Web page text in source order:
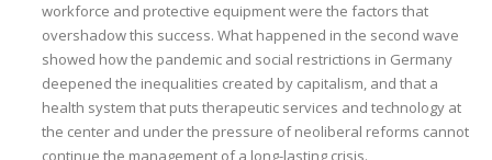
workforce and protective equipment were the factors that
overshadow this success. What happened in the second wave
showed how the pandemic and social restrictions in Germany
deepened the inequalities created by capitalism, and that a
health system that puts therapeutic services and technology at
the center and under the pressure of neoliberal reforms cannot
continue the management of a long-lasting crisis.